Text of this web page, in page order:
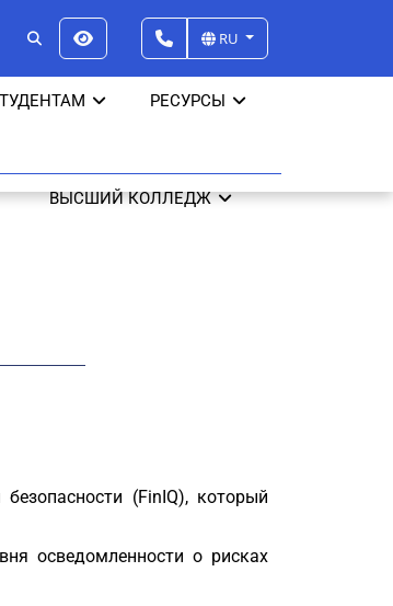
RU
РЕСУРСЫ
ВЫСШИЙ КОЛЛЕДЖ
(FinIQ), который
осведомленности о рисках